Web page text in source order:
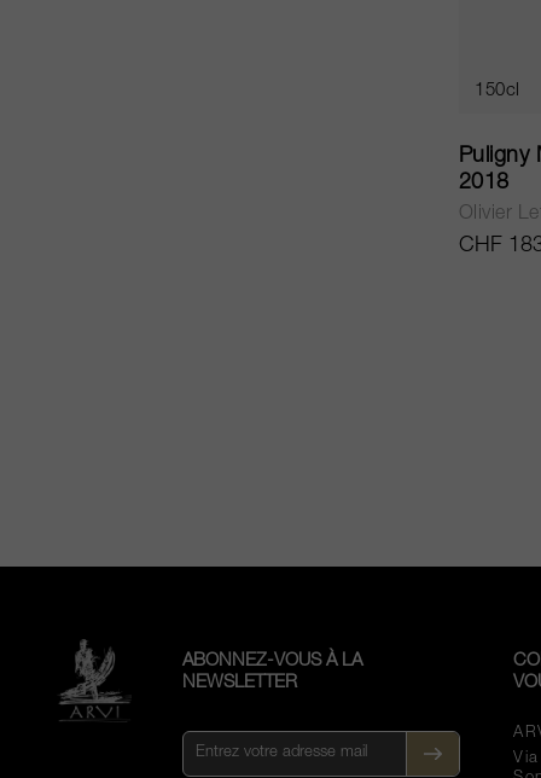
150cl
Puligny
2018
Olivier
CHF
ABONNEZ-VOUS À LA
NEWSLETTER